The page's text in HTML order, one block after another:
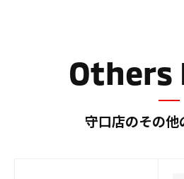
Others
守口店のその他